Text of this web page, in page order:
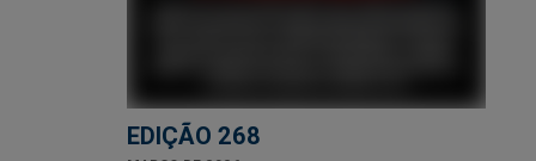
EDIÇÃO 268